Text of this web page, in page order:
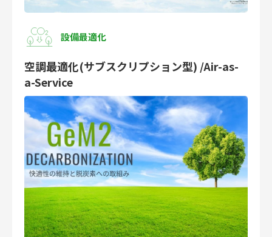
設備最適化
空調最適化(サブスクリプション型) /Air-as-
a-Service